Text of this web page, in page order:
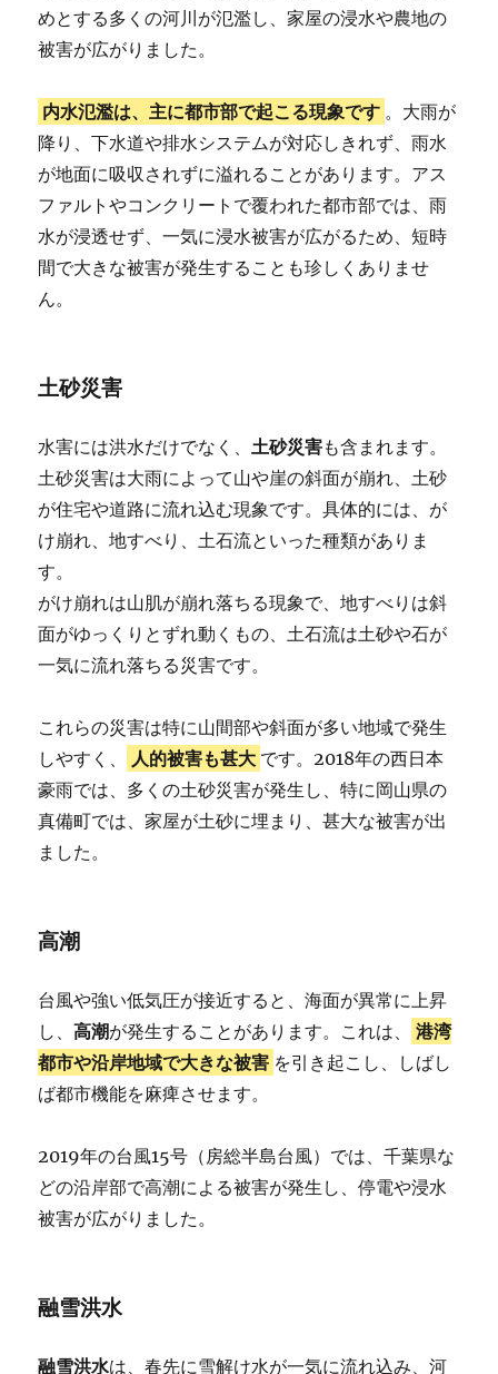
めとする多くの河川が氾濫し、家屋の浸水や農地の
被害が広がりました。
内水氾濫は、主に都市部で起こる現象です 。大雨が
降り、下水道や排水システムが対応しきれず、雨水
が地面に吸収されずに溢れることがあります。アス
ファルトやコンクリートで覆われた都市部では、雨
水が浸透せず、一気に浸水被害が広がるため、短時
間で大きな被害が発生することも珍しくありませ
ん。
土砂災害
水害には洪水だけでなく、土砂災害も含まれます。
土砂災害は大雨によって山や崖の斜面が崩れ、土砂
が住宅や道路に流れ込む現象です。具体的には、が
け崩れ、地すべり、土石流といった種類がありま
す。
がけ崩れは山肌が崩れ落ちる現象で、地すべりは斜
面がゆっくりとずれ動くもの、土石流は土砂や石が
一気に流れ落ちる災害です。
これらの災害は特に山間部や斜面が多い地域で発生
しやすく、
人的被害も甚大 です。2018年の西日本
豪雨では、多くの土砂災害が発生し、特に岡山県の
真備町では、家屋が土砂に埋まり、甚大な被害が出
ました。
高潮
台風や強い低気圧が接近すると、海面が異常に上昇
し、高潮が発生することがあります。これは、
港湾
都市や沿岸地域で大きな被害 を引き起こし、しばし
ば都市機能を麻痺させます。
2019年の台風15号（房総半島台風）では、千葉県な
どの沿岸部で高潮による被害が発生し、停電や浸水
被害が広がりました。
融雪洪水
融雪洪水は、春先に雪解け水が一気に流れ込み、河